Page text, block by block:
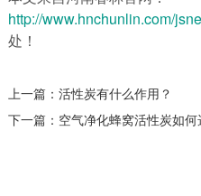
http://www.hnchunlin.com/
处！
上一篇： 活性炭有什么作用？
下一篇： 空气净化蜂窝活性炭如何